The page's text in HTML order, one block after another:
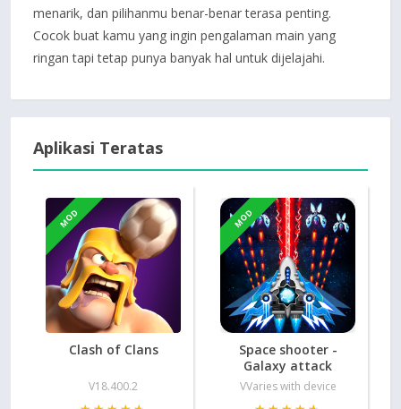
menarik, dan pilihanmu benar-benar terasa penting.
Cocok buat kamu yang ingin pengalaman main yang
ringan tapi tetap punya banyak hal untuk dijelajahi.
Aplikasi Teratas
MOD
Clash of Clans
V18.400.2
MOD
Space shooter -
Galaxy attack
VVaries with device